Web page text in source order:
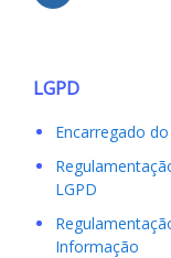
LGPD
Encarregado
LGPD
Informação